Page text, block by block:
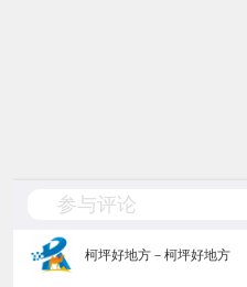
参与评论
柯坪好地方－ 柯坪好地方